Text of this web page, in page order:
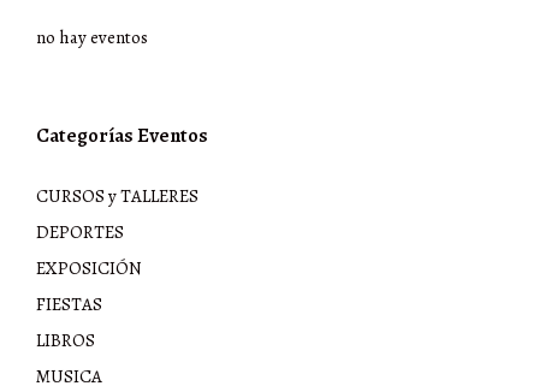
no hay eventos
Categorías Eventos
CURSOS y TALLERES
DEPORTES
EXPOSICIÓN
FIESTAS
LIBROS
MUSICA